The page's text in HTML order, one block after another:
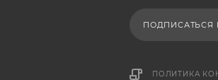
ПОДПИСАТЬСЯ
ПОЛИТИКА